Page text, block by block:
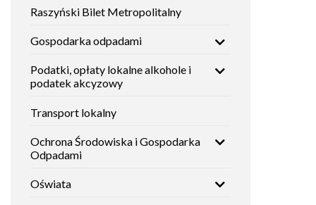
Raszyński Bilet Metropolitalny
Gospodarka odpadami
Podatki, opłaty lokalne alkohole i
podatek akcyzowy
Transport lokalny
Ochrona Środowiska i Gospodarka
Odpadami
Oświata